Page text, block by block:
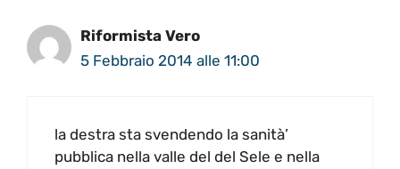
Riformista Vero
5 Febbraio 2014 alle 11:00
la destra sta svendendo la sanità’
pubblica nella valle del del Sele e nella